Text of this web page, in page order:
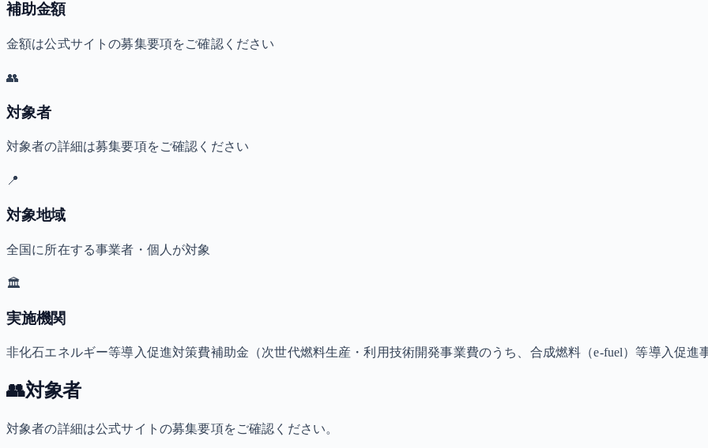
補助金額
金額は公式サイトの募集要項をご確認ください
👥
対象者
対象者の詳細は募集要項をご確認ください
📍
対象地域
全国に所在する事業者・個人が対象
🏛️
実施機関
非化石エネルギー等導入促進対策費補助金（次世代燃料生産・利用技術開発事業費のうち、合成燃料（e-fuel）等導入促進
👥対象者
対象者の詳細は公式サイトの募集要項をご確認ください。